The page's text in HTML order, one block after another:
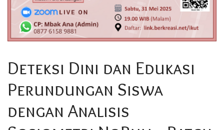
Deteksi Dini dan Edukasi
Perundungan Siswa
dengan Analisis